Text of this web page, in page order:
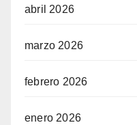
abril 2026
marzo 2026
febrero 2026
enero 2026